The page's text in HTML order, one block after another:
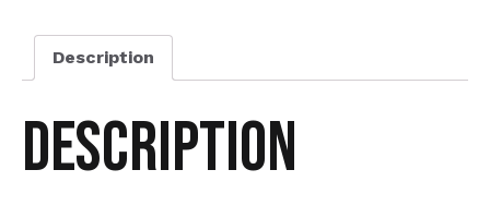
Description
Description